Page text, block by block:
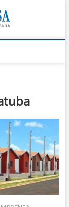
SÃO SEBASTIÃO,